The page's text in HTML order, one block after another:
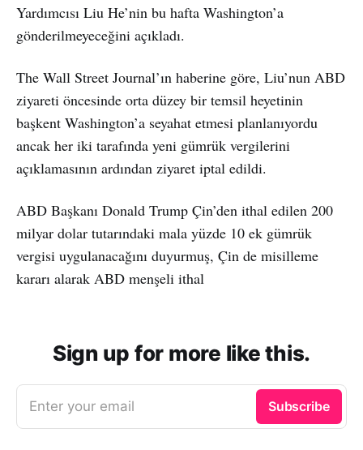
Yardımcısı Liu He’nin bu hafta Washington’a
gönderilmeyeceğini açıkladı.
The Wall Street Journal’ın haberine göre, Liu’nun ABD
ziyareti öncesinde orta düzey bir temsil heyetinin
başkent Washington’a seyahat etmesi planlanıyordu
ancak her iki tarafında yeni gümrük vergilerini
açıklamasının ardından ziyaret iptal edildi.
ABD Başkanı Donald Trump Çin’den ithal edilen 200
milyar dolar tutarındaki mala yüzde 10 ek gümrük
vergisi uygulanacağını duyurmuş, Çin de misilleme
kararı alarak ABD menşeli ithal
Sign up for more like this.
Enter your email Subscribe